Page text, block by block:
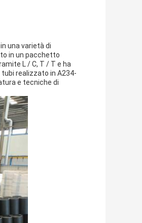
una varietà di
in un pacchetto
L / C, T / T e ha
realizzato in A234-
e tecniche di